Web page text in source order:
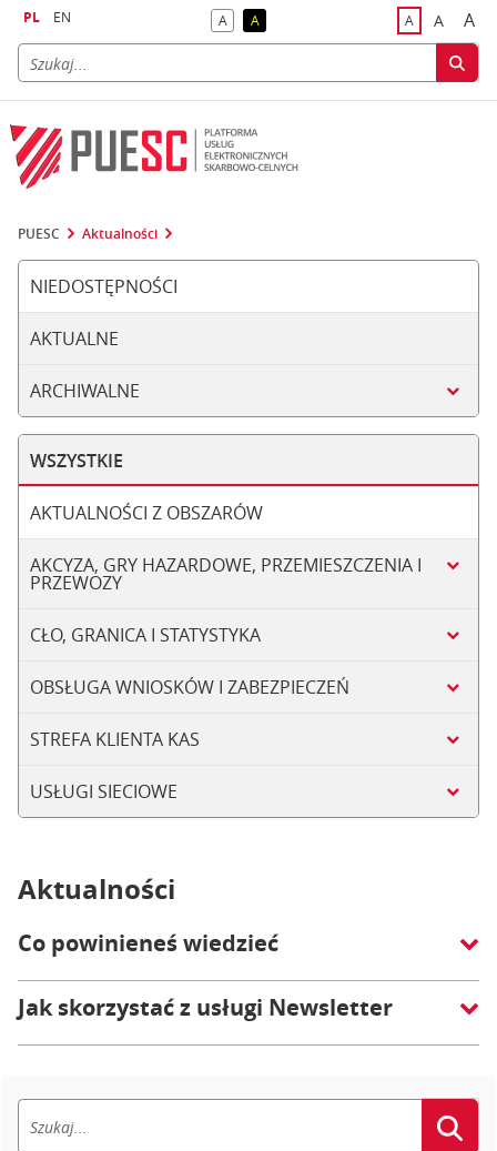
PL EN Akontrast domyślny
Akontrast żółty tekst na czarnym tle
Adomyślna
A A
PUESC Aktualności
NIEDOSTĘPNOŚCI
AKTUALNE
ARCHIWALNE
WSZYSTKIE
AKTUALNOŚCI Z OBSZARÓW
AKCYZA, GRY HAZARDOWE, PRZEMIESZCZENIA I
PRZEWOZY
CŁO, GRANICA I STATYSTYKA
OBSŁUGA WNIOSKÓW I ZABEZPIECZEŃ
STREFA KLIENTA KAS
USŁUGI SIECIOWE
Aktualności
Co powinieneś wiedzieć
Jak skorzystać z usługi Newsletter